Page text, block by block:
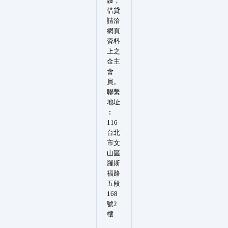
借貸
請洽
網頁
資料
上之
金主
會
員。
聯繫
地址
︰
116
台北
市文
山區
羅斯
福路
五段
168
號2
樓